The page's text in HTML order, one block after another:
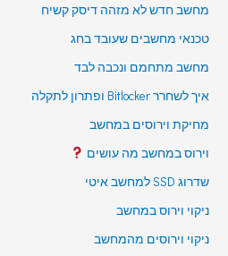
מחשב חדש לא מזהה דיסק קשיח
טכנאי מחשבים שעובד בחג
מחשב מתחמם ונכבה לבד
איך לשחרר Bitlocker ופתרון לתקלה
מחיקת וירוסים במחשב
וירוס במחשב מה עושים
שדרוג SSD למחשב איטי
ניקוי וירוס במחשב
ניקוי וירוסים מהמחשב